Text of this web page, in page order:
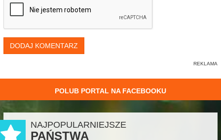
DODAJ KOMENTARZ
POLUB PORTAL NA FACEBOOKU
NAJPOPULARNIEJSZE
PAŃSTWA